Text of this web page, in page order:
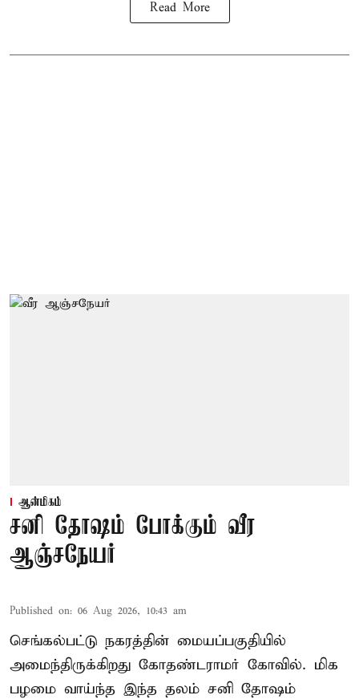
Read More
ஆன்மிகம்
சனி தோஷம் போக்கும் வீர
ஆஞ்சநேயர்
Published on: 06 Aug 2026, 10:43 am
செங்கல்பட்டு நகரத்தின் மையப்பகுதியில்
அமைந்திருக்கிறது கோதண்டராமர் கோவில். மிக
பழமை வாய்ந்த இந்த தலம் சனி தோஷம்